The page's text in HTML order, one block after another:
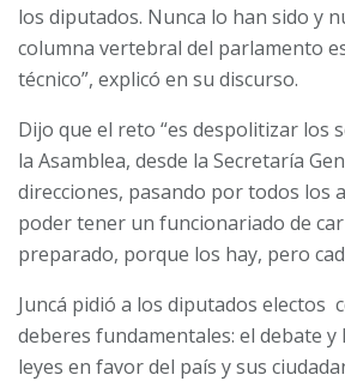
los diputados. Nunca lo han sido y
columna vertebral del parlamento
técnico”, explicó en su discurso.
Dijo que el reto “es despolitizar los
la Asamblea, desde la Secretaría
direcciones, pasando por todos los
poder tener un funcionariado de
preparado, porque los hay, pero
Juncá pidió a los diputados electos
deberes fundamentales: el debate y
leyes en favor del país y sus